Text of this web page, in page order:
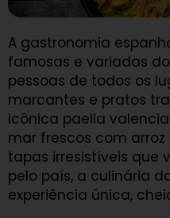
A gastronomia
famosas e variadas
pessoas de todos os
marcantes e pratos
icônica paella
mar frescos com
tapas irresistíveis que
pelo país, a culinária
experiência única,